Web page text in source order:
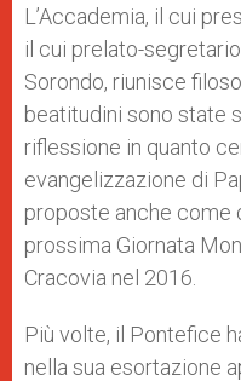
L’Accademia, il cui
il cui prelato-
Sorondo, riunisce
beatitudini sono state
riflessione in quanto
evangelizzazione di
proposte anche come
prossima Giornata
Cracovia nel 2016.
Più volte, il Pontefice
nella sua esortazione